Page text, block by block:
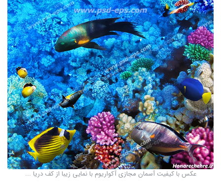
عکس با کیفیت آسمان مجازی آکواریوم با نمایی زیبا از کف دریا ...